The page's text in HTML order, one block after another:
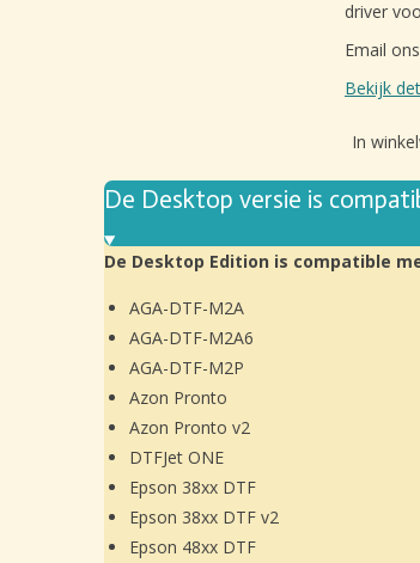
driver
Email
Bekijk
In
De Desktop versie is
De Desktop Edition is compatible
AGA-DTF-M2A
AGA-DTF-M2A6
AGA-DTF-M2P
Azon Pronto
Azon Pronto v2
DTFJet ONE
Epson 38xx DTF
Epson 38xx DTF v2
Epson 48xx DTF